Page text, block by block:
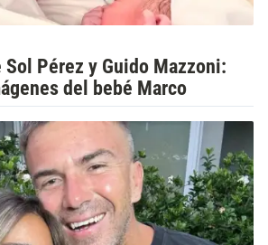
Pérez y Guido Mazzoni:
del bebé Marco